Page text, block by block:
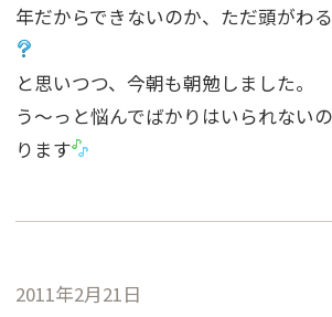
年だからできないのか、ただ頭がわ
と思いつつ、今朝も朝勉しました。
う〜っと悩んでばかりはいられない
ります
2011年2月21日